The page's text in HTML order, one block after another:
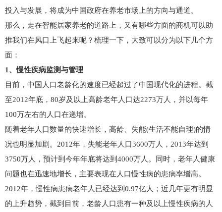
投入与发展，将成为中国政府在养老市场上的方向与通道。
那么，走在智能居家养老的道路上，又有哪些方面的商机可以助
推我们在风口上飞起来呢？梳理一下，大致可以分为以下几个方
面：
1、慢性疾病监测与管理
目前，中国人口老龄化的速度已经超过了中国现代化的进程。截
至2012年底，80岁及以上高龄老年人口达2273万人，并以每年
100万左右的人口在递增。
随着老年人口数量的快速增长，高龄、失能(生活不能自理)的情
况也明显加剧。2012年，失能老年人口3600万人，2013年达到
3750万人，预计到今年年底将达到4000万人。同时，老年人健康
问题也在迅速地增长，主要表现在人口慢性病的患病率增高。
2012年，慢性病患病老年人已经达到0.97亿人；近几年更有明显
的上升趋势，截到目前，老龄人口患有一种及以上慢性疾病的人